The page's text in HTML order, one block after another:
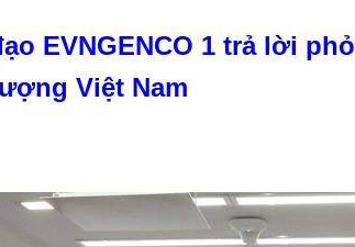
EVNGENCO 1 trả lời
Việt Nam